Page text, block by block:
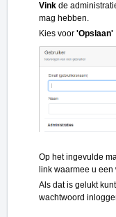
Vink de
mag hebben.
Kies voor 'Opslaan'
Op het ingevulde
link waarmee u een
Als dat is gelukt
wachtwoord